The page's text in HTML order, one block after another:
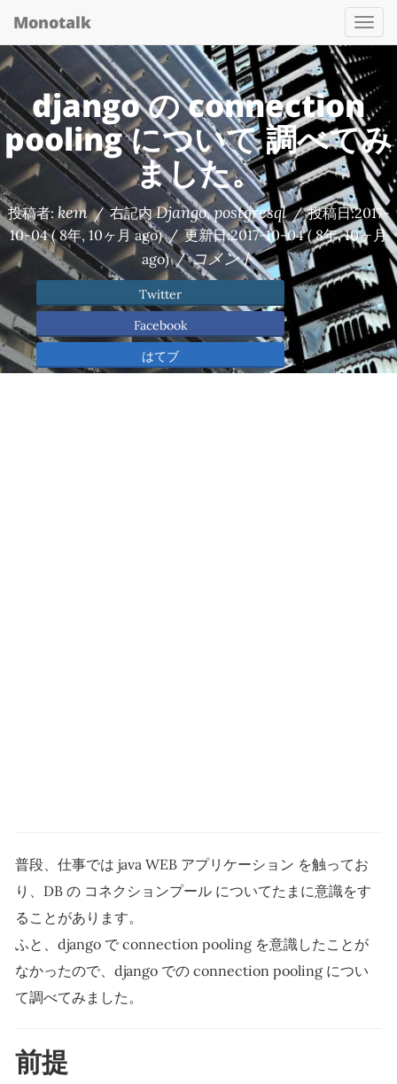
Monotalk
django の connection
pooling について 調べてみ
ました。
投稿者:kem / 右記内Django,postgresql / 投稿日:2017-
10-04( 8年, 10ヶ月 ago) / 更新日:2017-10-04( 8年, 10ヶ月
ago) / コメント
Twitter
Facebook
はてブ
普段、仕事では java WEB アプリケーション を触ってお
り、DB の コネクションプール についてたまに意識をす
ることがあります。
ふと、django で connection pooling を意識したことが
なかったので、django での connection pooling につい
て調べてみました。
前提